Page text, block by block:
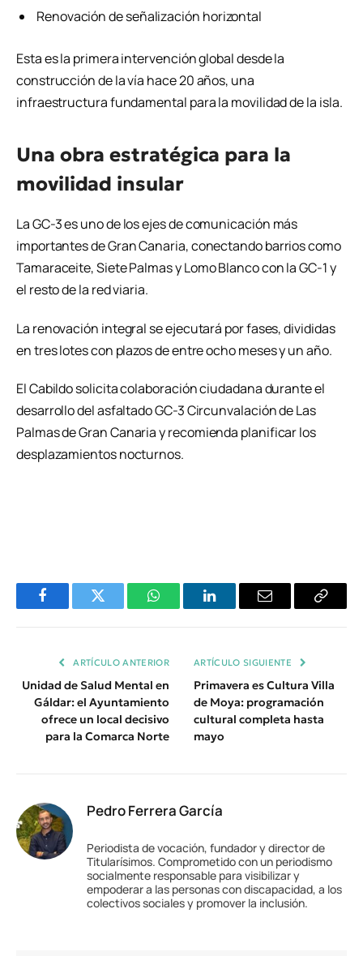
Renovación de señalización horizontal
Esta es la primera intervención global desde la
construcción de la vía hace 20 años, una
infraestructura fundamental para la movilidad de la isla.
Una obra estratégica para la
movilidad insular
La GC-3 es uno de los ejes de comunicación más
importantes de Gran Canaria, conectando barrios como
Tamaraceite, Siete Palmas y Lomo Blanco con la GC-1 y
el resto de la red viaria.
La renovación integral se ejecutará por fases, divididas
en tres lotes con plazos de entre ocho meses y un año.
El Cabildo solicita colaboración ciudadana durante el
desarrollo del asfaltado GC-3 Circunvalación de Las
Palmas de Gran Canaria y recomienda planificar los
desplazamientos nocturnos.
FacebookTwitter WhatsAppLinkedInEmail
Copiar
ARTÍCULO ANTERIOR
Unidad de Salud Mental en
Gáldar: el Ayuntamiento
ofrece un local decisivo
para la Comarca Norte
ARTÍCULO SIGUIENTE
Primavera es Cultura Villa
de Moya: programación
cultural completa hasta
mayo
Pedro Ferrera García
Periodista de vocación, fundador y director de
Titularísimos. Comprometido con un periodismo
socialmente responsable para visibilizar y
empoderar a las personas con discapacidad, a los
colectivos sociales y promover la inclusión.